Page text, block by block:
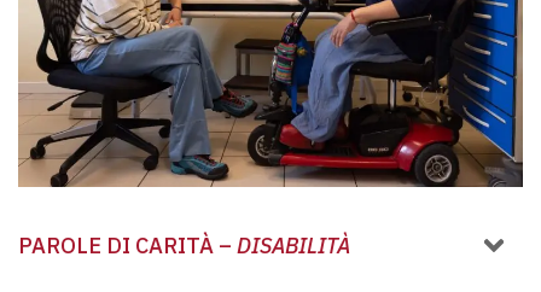
PAROLE DI CARITÀ – DISABILITÀ